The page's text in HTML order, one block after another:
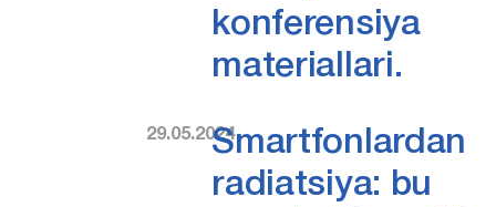
konferensiya
materiallari.
29.05.2024Smartfonlardan
radiatsiya: bu